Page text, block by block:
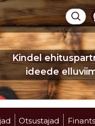
Kindel
ideede
Otsustajad